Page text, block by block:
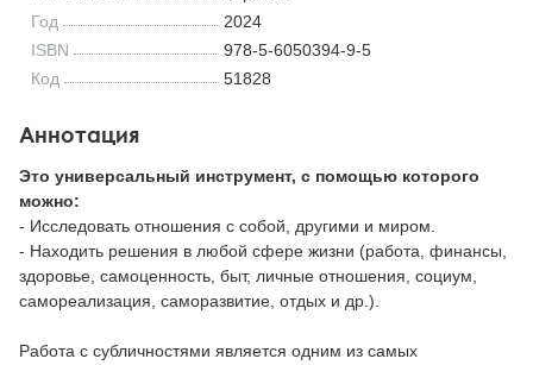
Год
2024
ISBN
978-5-6050394-9-5
Код
51828
Аннотация
Это универсальный инструмент, с помощью которого
можно:
- Исследовать отношения с собой, другими и миром.
- Находить решения в любой сфере жизни (работа, финансы,
здоровье, самоценность, быт, личные отношения, социум,
самореализация, саморазвитие, отдых и др.).
Работа с субличностями является одним из самых